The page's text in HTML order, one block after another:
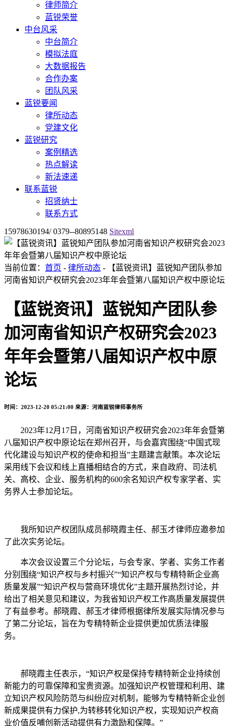
律师简介
蓝锐荣誉
中台风采
中台简介
模拟法庭
大数据报告
合作办案
团队风采
蓝锐要闻
律所动态
党建文化
蓝锐研究
案例精选
热点解读
新法速递
联系蓝锐
招贤纳士
联系方式
15978630194/ 0379--80895148 Sitexml
当前位置： 首页 - 律所动态 - 【蓝锐资讯】蓝锐知产团队参加
河南省知识产权研究会2023年年会暨第八届知识产权中原论坛
【蓝锐资讯】蓝锐知产团队参
加河南省知识产权研究会2023
年年会暨第八届知识产权中原
论坛
时间：2023-12-20 05:21:00 来源：河南蓝锐律师事务所
2023年12月17日，河南省知识产权研究会2023年年会暨第
八届知识产权中原论坛在郑州召开，与会嘉宾围绕“中国式现
代化建设与知识产权的使命和担当”主题建言献策。本次论坛
采用线下会议和线上直播相结合的方式，来自政府、司法机
关、高校、企业、服务机构的600余名知识产权专家学者、实
务界人士参加论坛。
我所知识产权团队成员郝晓霞主任、郝玉才律师应邀参加
了此次实务论坛。
本次会议设置三个分论坛，与会专家、学者、实务工作者
分别围绕“知识产权与乡村振兴”“知识产权与专精特新企业高
质量发展”“知识产权与营商环境优化”主题开展热烈讨论，并
给出了相关意见和建议，为我省知识产权工作高质量发展提供
了有益参考。郝晓霞、郝玉才律师根据律所发展实际情况参与
了第二分论坛，旨在为专精特新企业提供更加优质法律服
务。
郝晓霞主任表示，“知识产权是保持专精特新企业持续创
新能力的可靠保障和宝贵资源。加强知识产权管理和利用、建
立知识产权风险防范与纠纷应对机制，能够为专精特新企业创
新成果提供有力保护,为转移转化知识产权，实现知识产权商
业价值反哺创新活动提供有力激励和保障。”